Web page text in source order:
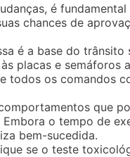
é
chances de
é a base do
placas e semáforos
todos os comandos
que
Embora o tempo de
bem-sucedida.
se o teste